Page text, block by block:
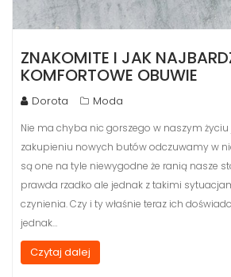
ZNAKOMITE I JAK
KOMFORTOWE OBUWIE
Dorota Moda
Nie ma chyba nic gorszego w naszym
zakupieniu nowych butów odczuwamy w
są one na tyle niewygodne że ranią nasze
prawda rzadko ale jednak z takimi
czynienia. Czy i ty właśnie teraz ich
jednak…
Czytaj dalej